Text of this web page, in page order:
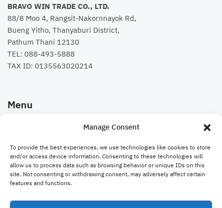
Manage Consent
To provide the best experiences, we use technologies like cookies to store
and/or access device information. Consenting to these technologies will
allow us to process data such as browsing behavior or unique IDs on this
site. Not consenting or withdrawing consent, may adversely affect certain
features and functions.
BRAVO WIN TRADE CO., LTD.
88/8 Moo 4, Rangsit-Nakornnayok Rd,
Bueng Yitho, Thanyaburi District,
Pathum Thani 12130
TEL: 088-493-5888
TAX ID: 0135563020214
Menu
Bravo Website
ติดต่อเรา